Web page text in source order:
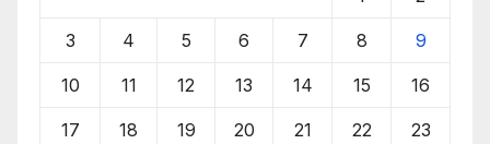
3 4 5 6 7 8 9
10 11 12 13 14 15 16
17 18 19 20 21 22 23